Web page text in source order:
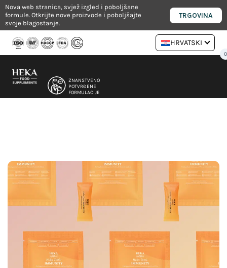
Preskoči
na
sadržaj
Nova web stranica, svjež izgled i poboljšane
formule. Otkrijte nove proizvode i poboljšajte
svoje blagostanje.
TRGOVINA
HRVATSKI
ZNANSTVENO
POTVRĐENE
FORMULACIJE
NUTRICIONISTA
0